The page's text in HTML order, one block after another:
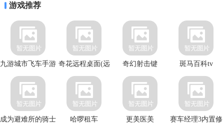
游戏推荐
九游城市飞车手游 奇花远程桌面(远
奇幻射击键 斑马百科tv
成为避难所的骑士 哈啰租车 更美医美
赛车经理3内置修